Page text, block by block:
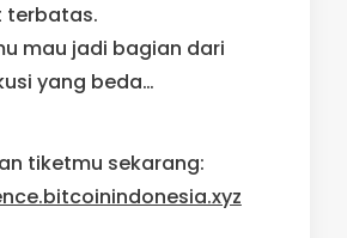
terbatas.
mau jadi bagian dari
yang beda…
tiketmu sekarang: